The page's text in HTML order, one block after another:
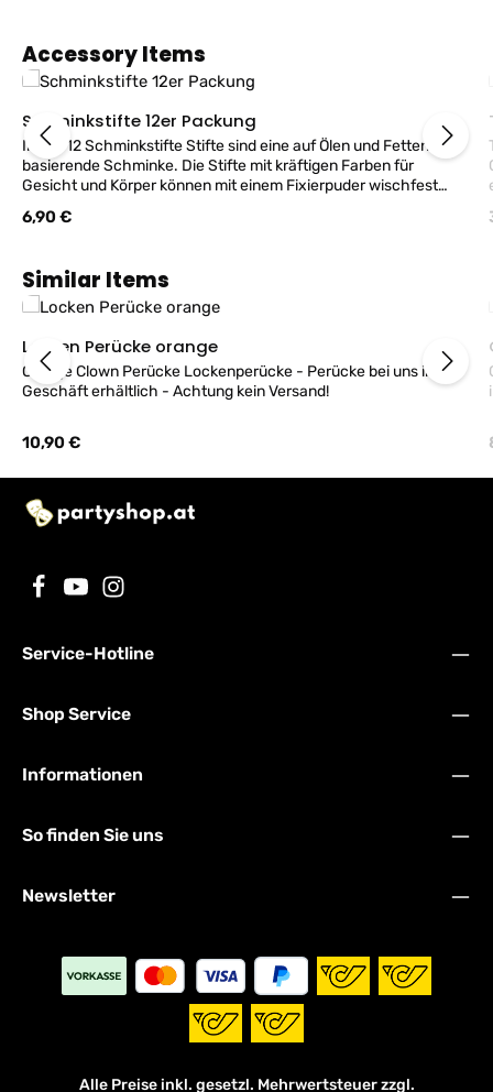
Produktgalerie überspringen
Accessory Items
Schminkstifte 12er Packung
Inhalt 12 Schminkstifte Stifte sind eine auf Ölen und Fetten
basierende Schminke. Die Stifte mit kräftigen Farben für
Gesicht und Körper können mit einem Fixierpuder wischfest
Hergestellt in Deutschland!
Regulärer Preis:
6,90 €
Produktgalerie überspringen
Similar Items
Locken Perücke orange
Orange Clown Perücke Lockenperücke - Perücke bei uns im
Geschäft erhältlich - Achtung kein Versand!
Regulärer Preis:
10,90 €
Service-Hotline
Shop Service
Informationen
So finden Sie uns
Newsletter
Alle Preise inkl. gesetzl. Mehrwertsteuer zzgl.